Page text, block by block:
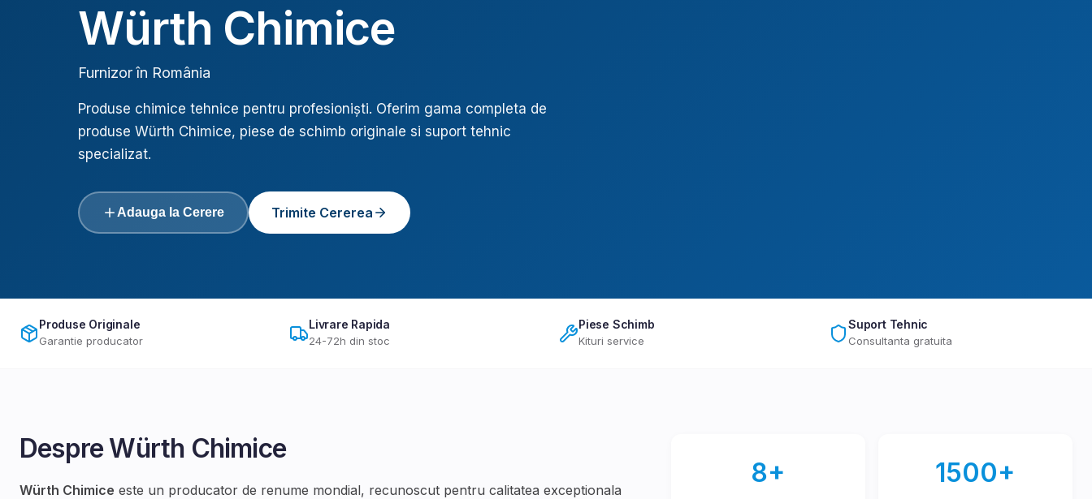
Würth Chimice
Furnizor în România
Produse chimice tehnice pentru profesioniști. Oferim gama completa de
produse Würth Chimice, piese de schimb originale si suport tehnic
specializat.
Adauga la Cerere Trimite Cererea
Produse Originale
Garantie producator
Livrare Rapida
24-72h din stoc
Piese Schimb
Kituri service
Suport Tehnic
Consultanta gratuita
DespreWürth Chimice
Würth Chimice este un producator de renume mondial, recunoscut pentru calitatea exceptionala
8+ 1500+